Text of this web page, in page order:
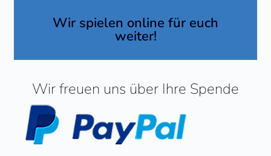
Wir spielen online für euch
weiter!
Wir freuen uns über Ihre Spende